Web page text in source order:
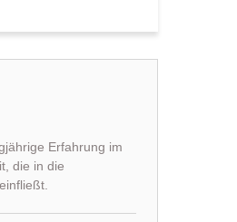
Erfahrung im
die in die